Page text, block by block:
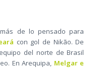
de lo pensado para
con gol de Nikão. De
del norte de Brasil
En Arequipa, Melgar e